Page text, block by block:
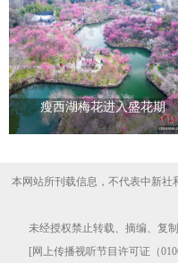
瘦西湖梅花进入盛花期
本网站所刊载信息，不代表中新社
未经授权禁止转载、摘编、复
[网上传播视听节目许可证（